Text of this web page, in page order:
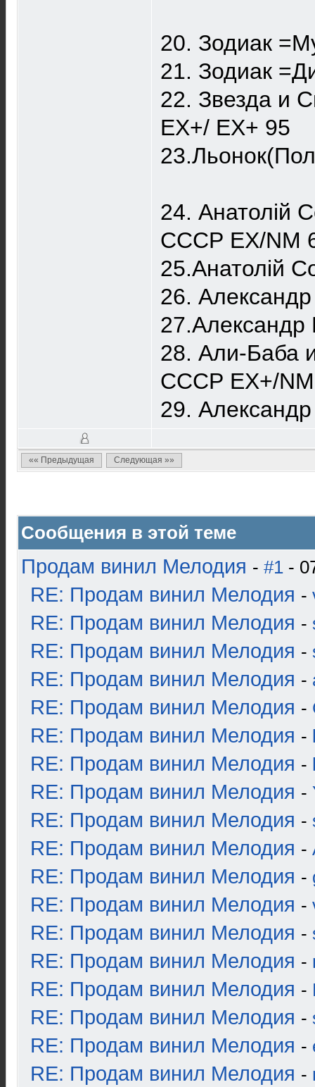
20. Зодиак
21. Зодиак
22. Звезда и
EX+/ EX+ 95
24. Анатолій
СССР EX/NM
25.Анатолій
26.
27.Александр
28. Али-Баба
СССР EX+/
29.
«« Предыдущая Следующая »»
Сообщения в этой теме
Продам винил Мелодия - #1 -
RE: Продам винил Мелодия -
RE: Продам винил Мелодия -
RE: Продам винил Мелодия -
RE: Продам винил Мелодия -
RE: Продам винил Мелодия -
RE: Продам винил Мелодия -
RE: Продам винил Мелодия -
RE: Продам винил Мелодия -
RE: Продам винил Мелодия -
RE: Продам винил Мелодия -
RE: Продам винил Мелодия -
RE: Продам винил Мелодия -
RE: Продам винил Мелодия -
RE: Продам винил Мелодия -
RE: Продам винил Мелодия -
RE: Продам винил Мелодия -
RE: Продам винил Мелодия -
RE: Продам винил Мелодия -